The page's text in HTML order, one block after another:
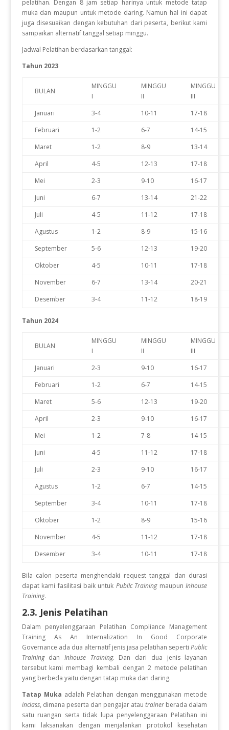
pelatihan. Dengan 8 jam setiap harinya untuk metode tatap
muka dan maupun untuk metode daring. Namun hal ini dapat
juga disesuaikan dengan kebutuhan dari peserta, berikut kami
sampaikan alternatif tanggal setiap minggu.
Jadwal Pelatihan berdasarkan tanggal:
Tahun 2023
BULAN
MINGGU
I
MINGGU
II
MINGGU
III
Januari
3-4 10-11
17-18
Februari
1-2 6-7
14-15
Maret
1-2 8-9
13-14
April
4-5 12-13
17-18
Mei
2-3 9-10
16-17
Juni
6-7 13-14
21-22
Juli
4-5 11-12
17-18
Agustus
1-2 8-9
15-16
September
5-6 12-13
19-20
Oktober
4-5 10-11
17-18
November
6-7 13-14
20-21
Desember
3-4 11-12 18-19
Tahun 2024
BULAN
MINGGU
I
MINGGU
II
MINGGU
III
Januari
2-3 9-10
16-17
Februari
1-2 6-7
14-15
Maret
5-6 12-13
19-20
April
2-3 9-10
16-17
Mei
1-2 7-8
14-15
Juni
4-5 11-12
17-18
Juli
2-3 9-10
16-17
Agustus
1-2 6-7
14-15
September
3-4 10-11
17-18
Oktober
1-2 8-9
15-16
November
4-5 11-12
17-18
Desember
3-4 10-11 17-18
Bila calon peserta menghendaki request tanggal dan durasi
dapat kami fasilitasi baik untuk PublIc TrainingmaupunInhouse
Training.
2.3. Jenis Pelatihan
Dalam penyelenggaraan Pelatihan Compliance Management
Training As An Internalization In Good Corporate
Governance ada dua alternatif jenis jasa pelatihan sepertiPublic
TrainingdanInhouse Training. Dan dari dua jenis layanan
tersebut kami membagi kembali dengan 2 metode pelatihan
yang berbeda yaitu dengan tatap muka dan daring.
Tatap Muka adalah Pelatihan dengan menggunakan metode
inclass, dimana peserta dan pengajar atautrainer berada dalam
satu ruangan serta tidak lupa penyelenggaraan Pelatihan ini
kami laksanakan dengan menjalankan protokol kesehatan